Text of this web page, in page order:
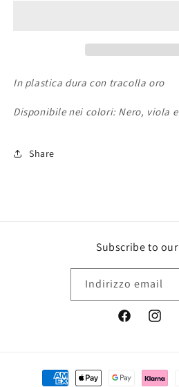
In plastica dura con tracolla oro
Disponibile nei colori: Nero, viola
Share
Subscribe to
Indirizzo email
Facebook
Metodi